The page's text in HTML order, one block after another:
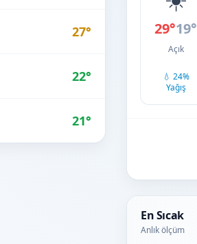
27°
22°
21°
29°19°
Açık
💧 24%
Yağış
En Sıcak
Anlık ölçüm